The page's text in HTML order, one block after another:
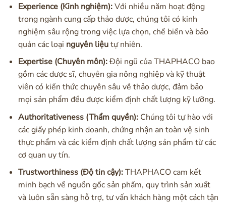
Experience (Kinh nghiệm):Với nhiều năm hoạt động
trong ngành cung cấp thảo dược, chúng tôi có kinh
nghiệm sâu rộng trong việc lựa chọn, chế biến và bảo
quản các loại nguyên liệutự nhiên.
Expertise (Chuyên môn):Đội ngũ của THAPHACO bao
gồm các dược sĩ, chuyên gia nông nghiệp và kỹ thuật
viên có kiến thức chuyên sâu về thảo dược, đảm bảo
mọi sản phẩm đều được kiểm định chất lượng kỹ lưỡng.
Authoritativeness (Thẩm quyền):Chúng tôi tự hào với
các giấy phép kinh doanh, chứng nhận an toàn vệ sinh
thực phẩm và các kiểm định chất lượng sản phẩm từ các
cơ quan uy tín.
Trustworthiness (Độ tin cậy):THAPHACO cam kết
minh bạch về nguồn gốc sản phẩm, quy trình sản xuất
và luôn sẵn sàng hỗ trợ, tư vấn khách hàng một cách tận